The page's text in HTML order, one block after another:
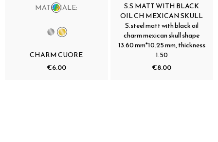
MATERIALE:
CHARM CUORE
€6.00
S.S.MATT WITH BLACK
OIL CH MEXICAN SKULL
S.steel matt with black oil
charm mexican skull shape
13.60 mm*10.25 mm, thickness
1.50
€8.00